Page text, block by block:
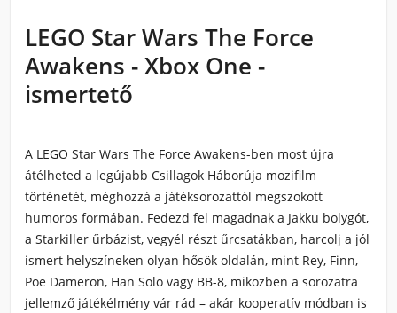
LEGO Star Wars The Force
Awakens - Xbox One -
ismertető
A LEGO Star Wars The Force Awakens-ben most újra
átélheted a legújabb Csillagok Háborúja mozifilm
történetét, méghozzá a játéksorozattól megszokott
humoros formában. Fedezd fel magadnak a Jakku bolygót,
a Starkiller űrbázist, vegyél részt űrcsatákban, harcolj a jól
ismert helyszíneken olyan hősök oldalán, mint Rey, Finn,
Poe Dameron, Han Solo vagy BB-8, miközben a sorozatra
jellemző játékélmény vár rád – akár kooperatív módban is